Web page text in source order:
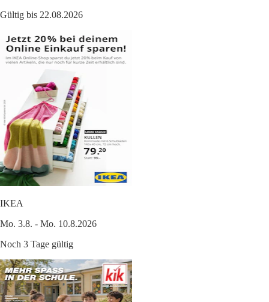
Gültig bis 22.08.2026
IKEA
Mo. 3.8. - Mo. 10.8.2026
Noch 3 Tage gültig